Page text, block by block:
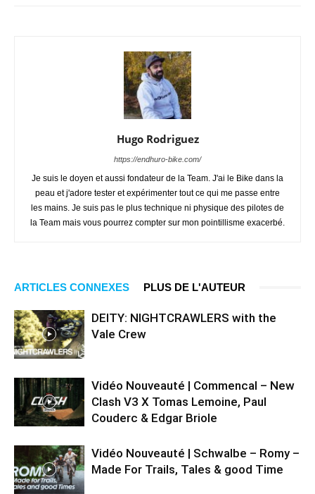
Hugo Rodriguez
https://endhuro-bike.com/
Je suis le doyen et aussi fondateur de la Team. J'ai le Bike dans la
peau et j'adore tester et expérimenter tout ce qui me passe entre
les mains. Je suis pas le plus technique ni physique des pilotes de
la Team mais vous pourrez compter sur mon pointillisme exacerbé.
ARTICLES CONNEXES PLUS DE L'AUTEUR
DEITY: NIGHTCRAWLERS with the
Vale Crew
Vidéo Nouveauté | Commencal – New
Clash V3 X Tomas Lemoine, Paul
Couderc & Edgar Briole
Vidéo Nouveauté | Schwalbe – Romy –
Made For Trails, Tales & good Time